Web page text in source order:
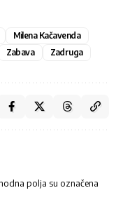
Milena Kačavenda
Zabava Zadruga
polja su označena